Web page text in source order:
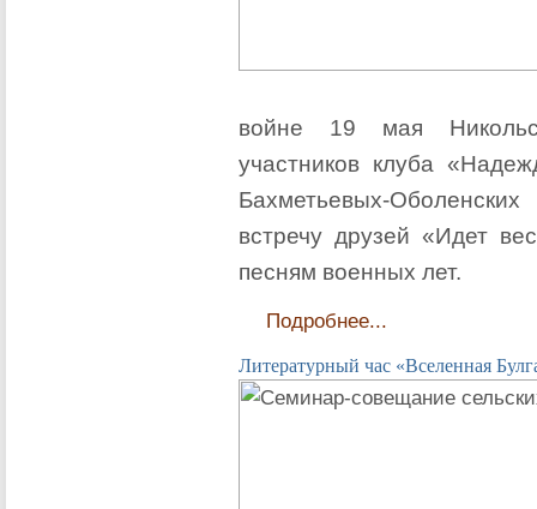
войне 19 мая
участников клуба
Бахметьевых-
встречу друзей «Идет
песням военных лет.
Подробнее...
Литературный час «Вселенная